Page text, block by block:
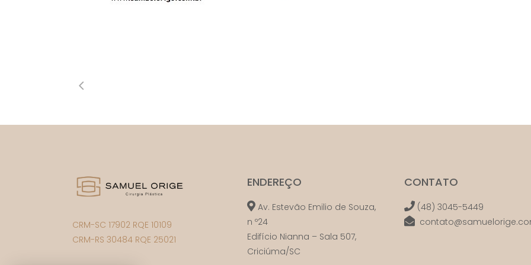
CRM-SC 17902 RQE 10109
CRM-RS 30484 RQE 25021
ENDEREÇO
Av. Estevão Emilio de Souza,
n º24
Edifício Nianna – Sala 507,
Criciúma/SC
CONTATO
(48) 3045-5449